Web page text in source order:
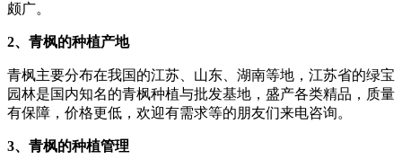
颇广。
2、青枫的种植产地
青枫主要分布在我国的江苏、山东、湖南等地，江苏省的绿宝
园林是国内知名的青枫种植与批发基地，盛产各类精品，质量
有保障，价格更低，欢迎有需求等的朋友们来电咨询。
3、青枫的种植管理